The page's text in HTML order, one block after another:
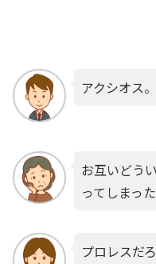
アクシオス
お互いどう
ってしまっ
プロレスだ